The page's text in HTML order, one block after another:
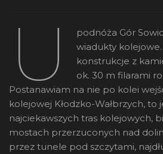
U
podnóża Gór
wiadukty
konstrukcje z
ok. 30 m filarami
Postanawiam na nie po kolei
kolejowej Kłodzko-Wałbrzych, to
najciekawszych tras kolejowych,
mostach przerzuconych nad
przez tunele pod szczytami,